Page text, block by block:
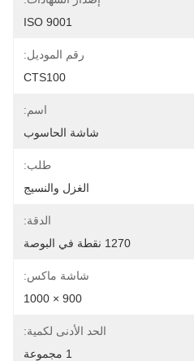
ISO 9001
رقم الموديل:
CTS100
اسم:
شاشة الحاسوب
طلب:
الغزل والنسيج
الدقة:
1270 نقطة في البوصة
شاشة ماكس:
900 × 1000
الحد الأدنى لكمية:
1 مجموعة